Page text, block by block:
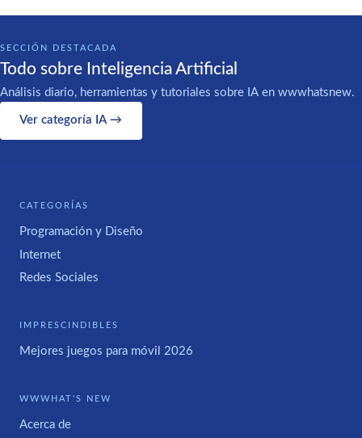
SECCIÓN DESTACADA
Todo sobre Inteligencia Artificial
Análisis diario, herramientas y tutoriales sobre IA en wwwhatsnew.
Ver categoría IA →
CATEGORÍAS
Programación y Diseño
Internet
Redes Sociales
IMPRESCINDIBLES
Mejores juegos para móvil 2026
WWWHAT'S NEW
Acerca de